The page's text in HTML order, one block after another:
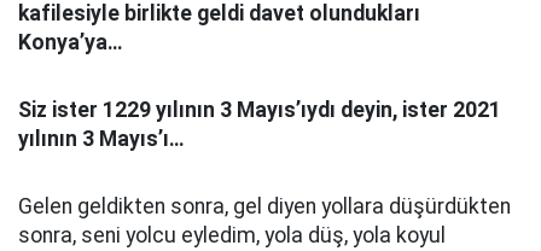
kafilesiyle birlikte geldi davet olundukları
Konya’ya…
Siz ister 1229 yılının 3 Mayıs’ıydı deyin, ister 2021
yılının 3 Mayıs’ı…
Gelen geldikten sonra, gel diyen yollara düşürdükten
sonra, seni yolcu eyledim, yola düş, yola koyul